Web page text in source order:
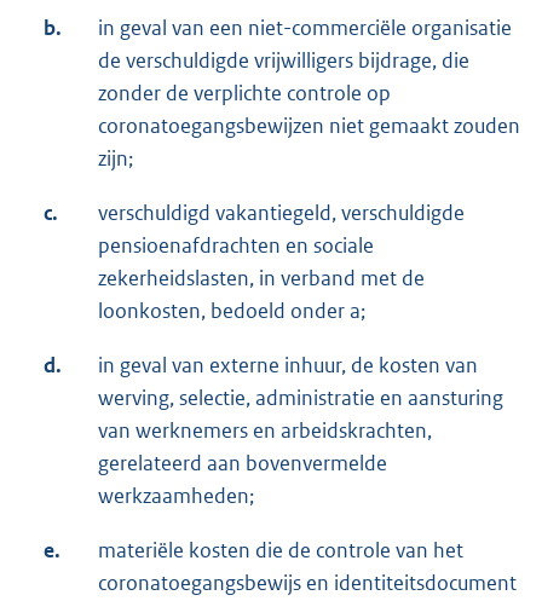
b.
in geval van een niet-commerciële organisatie
de verschuldigde vrijwilligers bijdrage, die
zonder de verplichte controle op
coronatoegangsbewijzen niet gemaakt zouden
zijn;
c.
verschuldigd vakantiegeld, verschuldigde
pensioenafdrachten en sociale
zekerheidslasten, in verband met de
loonkosten, bedoeld onder a;
d.
in geval van externe inhuur, de kosten van
werving, selectie, administratie en aansturing
van werknemers en arbeidskrachten,
gerelateerd aan bovenvermelde
werkzaamheden;
e.
materiële kosten die de controle van het
coronatoegangsbewijs en identiteitsdocument